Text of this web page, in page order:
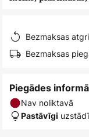
Bezmaksas
Bezmaksas
Piegādes
Nav noliktavā
Pastāvīgi